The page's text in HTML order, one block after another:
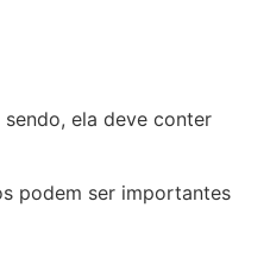
ela deve conter
podem ser importantes